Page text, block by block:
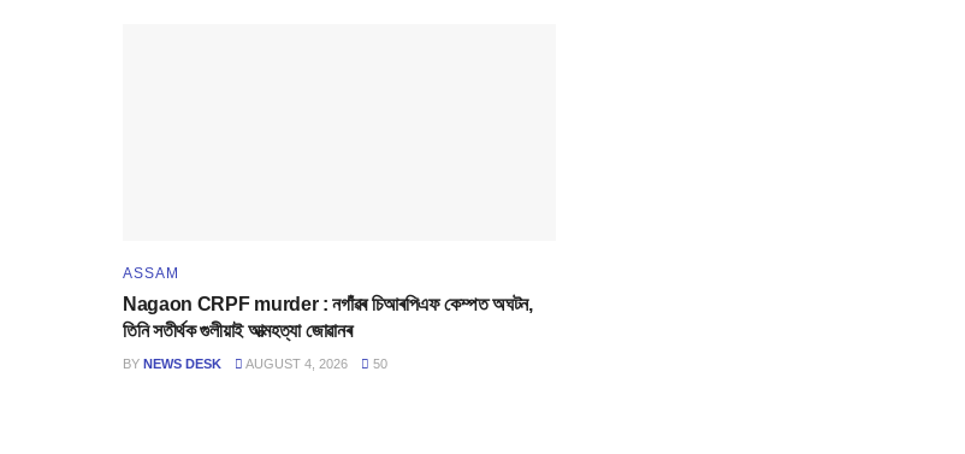
ASSAM
Nagaon CRPF murder : নগাঁৱৰ চিআৰপিএফ কেম্পত অঘটন,
তিনি সতীৰ্থক গুলীয়াই আত্মহত্যা জোৱানৰ
BY NEWS DESK AUGUST 4, 2026 50